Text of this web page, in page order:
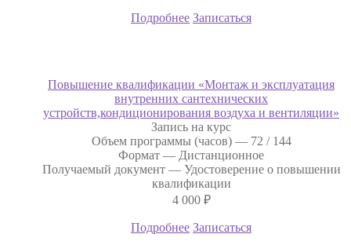
Подробнее Записаться
Повышение квалификации «Монтаж и эксплуатация
внутренних сантехнических
устройств,кондиционирования воздуха и вентиляции»
Запись на курс
Объем программы (часов) — 72 / 144
Формат — Дистанционное
Получаемый документ — Удостоверение о повышении
квалификации
4 000 ₽
Подробнее Записаться